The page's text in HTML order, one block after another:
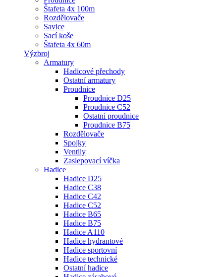
Štafeta 4x 100m
Rozdělovače
Savice
Sací koše
Štafeta 4x 60m
Výzbroj
Armatury
Hadicové přechody
Ostatní armatury
Proudnice
Proudnice D25
Proudnice C52
Ostatní proudnice
Proudnice B75
Rozdělovače
Spojky
Ventily
Zaslepovací víčka
Hadice
Hadice D25
Hadice C38
Hadice C42
Hadice C52
Hadice B65
Hadice B75
Hadice A110
Hadice hydrantové
Hadice sportovní
Hadice technické
Ostatní hadice